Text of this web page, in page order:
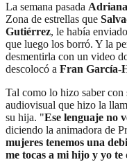
La semana pasada
Zona de estrellas que
Gutiérrez, le había
que luego los borró. Y la
desmentirla con un video
descolocó a Fran García-
Tal como lo hizo saber con
audiovisual que hizo la
su hija. "Ese lenguaje no
diciendo la animadora de
mujeres tenemos una
me tocas a mi hijo y yo te